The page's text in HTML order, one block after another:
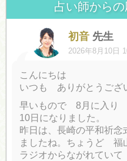
占い師から
初音 先生
2026年8月10日
こんにちは
いつも ありがとうござ
早いもので 8月に入り
10日になりました。
昨日は、長崎の平和祈念
ましたね。ちょうど 福
ラジオからながれていて